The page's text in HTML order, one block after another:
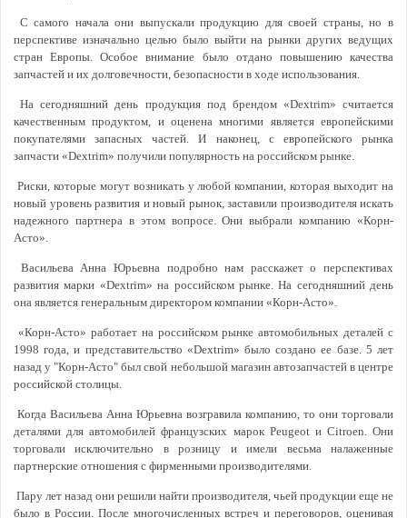
С самого начала они выпускали продукцию для своей страны, но в
перспективе изначально целью было выйти на рынки других ведущих
стран Европы. Особое внимание было отдано повышению качества
запчастей и их долговечности, безопасности в ходе использования.
На сегодняшний день продукция под брендом «Dextrim» считается
качественным продуктом, и оценена многими является европейскими
покупателями запасных частей. И наконец, с европейского рынка
запчасти «Dextrim» получили популярность на российском рынке.
Риски, которые могут возникать у любой компании, которая выходит на
новый уровень развития и новый рынок, заставили производителя искать
надежного партнера в этом вопросе. Они выбрали компанию «Корн-
Асто».
Васильева Анна Юрьевна подробно нам расскажет о перспективах
развития марки «Dextrim» на российском рынке. На сегодняшний день
она является генеральным директором компании «Корн-Асто».
«Корн-Асто» работает на российском рынке автомобильных деталей с
1998 года, и представительство «Dextrim» было создано ее базе. 5 лет
назад у "Корн-Асто" был свой небольшой магазин автозапчастей в центре
российской столицы.
Когда Васильева Анна Юрьевна возгравила компанию, то они торговали
деталями для автомобилей французских марок Peugeot и Citroen. Они
торговали исключительно в розницу и имели весьма налаженные
партнерские отношения с фирменными производителями.
Пару лет назад они решили найти производителя, чьей продукции еще не
было в России. После многочисленных встреч и переговоров, оценивая